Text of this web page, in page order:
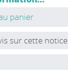
panier
sur cette